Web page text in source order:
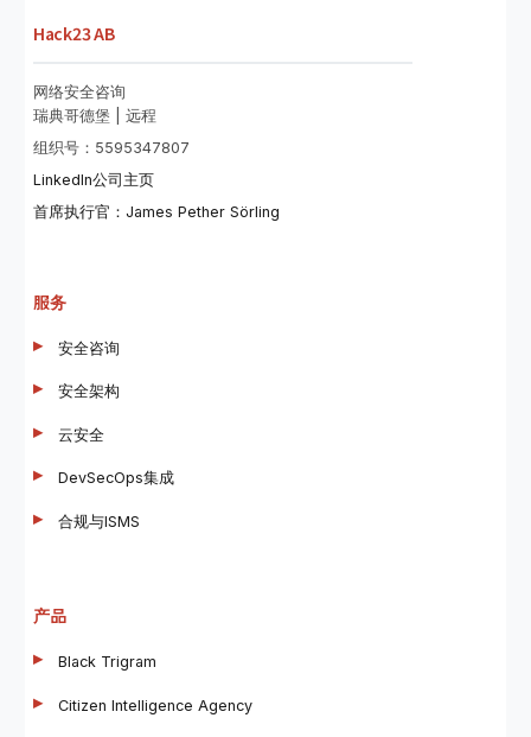
Hack23 AB
网络安全咨询
瑞典哥德堡 | 远程
组织号：5595347807
LinkedIn公司主页
首席执行官：James Pether Sörling
服务
安全咨询
安全架构
云安全
DevSecOps集成
合规与ISMS
产品
Black Trigram
Citizen Intelligence Agency